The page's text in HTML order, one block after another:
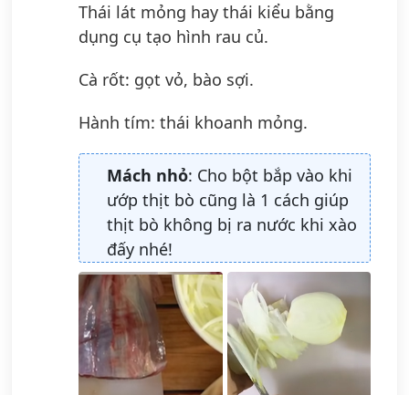
Thái lát mỏng hay thái kiểu bằng
dụng cụ tạo hình rau củ.
Cà rốt: gọt vỏ, bào sợi.
Hành tím: thái khoanh mỏng.
Mách nhỏ: Cho bột bắp vào khi
ướp thịt bò cũng là 1 cách giúp
thịt bò không bị ra nước khi xào
đấy nhé!